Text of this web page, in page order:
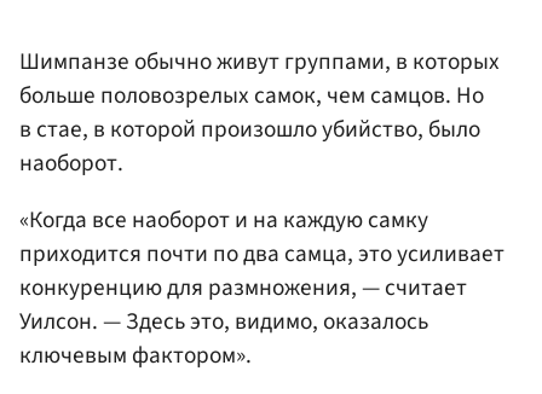
Шимпанзе обычно живут группами, в которых
больше половозрелых самок, чем самцов. Но
в стае, в которой произошло убийство, было
наоборот.
«Когда все наоборот и на каждую самку
приходится почти по два самца, это усиливает
конкуренцию для размножения, — считает
Уилсон. — Здесь это, видимо, оказалось
ключевым фактором».